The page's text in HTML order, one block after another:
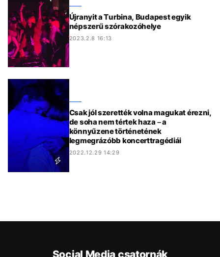
Újranyit a Turbina, Budapest egyik
népszerű szórakozóhelye
2023.2.8 16:13
Csak jól szerették volna magukat érezni,
de soha nem tértek haza – a
könnyűzene történetének
legmegrázóbb koncerttragédiái
2022.12.29 14:29
Social Media csatornák